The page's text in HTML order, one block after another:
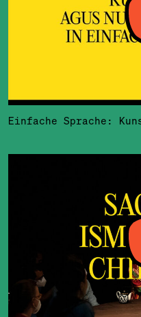
Einfache Sprache: